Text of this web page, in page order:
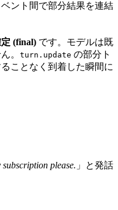
ント間で部分結果を連結
(final) です。モデルは既
。 turn.update の部分ト
ことなく到着した瞬間に
please. 」と発話